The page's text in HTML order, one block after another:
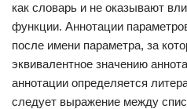
как словарь и не оказывают
функции. Аннотации
после имени параметра, за
эквивалентное значению
аннотации определяется
следует выражение между